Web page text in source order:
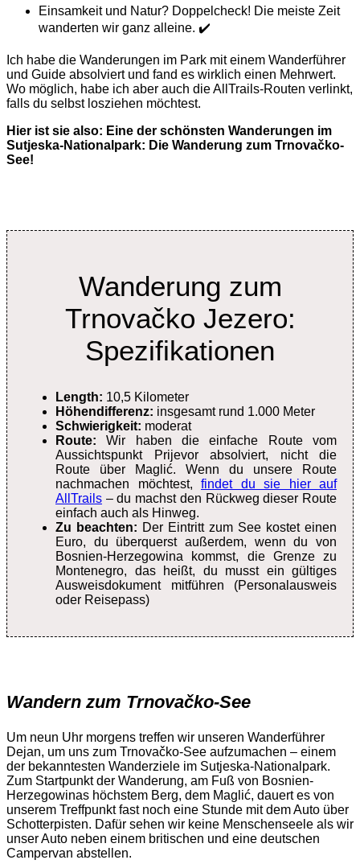
Einsamkeit und Natur? Doppelcheck! Die meiste Zeit
wanderten wir ganz alleine. ✔️
Ich habe die Wanderungen im Park mit einem Wanderführer
und Guide absolviert und fand es wirklich einen Mehrwert.
Wo möglich, habe ich aber auch die AllTrails-Routen verlinkt,
falls du selbst losziehen möchtest.
Hier ist sie also: Eine der schönsten Wanderungen im
Sutjeska-Nationalpark: Die Wanderung zum Trnovačko-
See!
Wanderung zum
Trnovačko Jezero:
Spezifikationen
Length: 10,5 Kilometer
Höhendifferenz: insgesamt rund 1.000 Meter
Schwierigkeit: moderat
Route: Wir haben die einfache Route vom
Aussichtspunkt Prijevor absolviert, nicht die
Route über Maglić. Wenn du unsere Route
nachmachen möchtest, findet du sie hier auf
AllTrails – du machst den Rückweg dieser Route
einfach auch als Hinweg.
Zu beachten: Der Eintritt zum See kostet einen
Euro, du überquerst außerdem, wenn du von
Bosnien-Herzegowina kommst, die Grenze zu
Montenegro, das heißt, du musst ein gültiges
Ausweisdokument mitführen (Personalausweis
oder Reisepass)
Wandern zum Trnovačko-See
Um neun Uhr morgens treffen wir unseren Wanderführer
Dejan, um uns zum Trnovačko-See aufzumachen – einem
der bekanntesten Wanderziele im Sutjeska-Nationalpark.
Zum Startpunkt der Wanderung, am Fuß von Bosnien-
Herzegowinas höchstem Berg, dem Maglić, dauert es von
unserem Treffpunkt fast noch eine Stunde mit dem Auto über
Schotterpisten. Dafür sehen wir keine Menschenseele als wir
unser Auto neben einem britischen und eine deutschen
Campervan abstellen.